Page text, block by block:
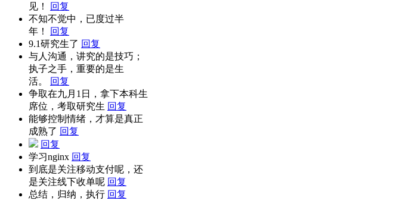
见！
回复
不知不觉中，已度过半
年！
回复
9.1研究生了 回复
与人沟通，讲究的是技巧；
执子之手，重要的是生
活。
回复
争取在九月1日，拿下本科生
席位，考取研究生 回复
能够控制情绪，才算是真正
成熟了 回复
回复
学习nginx 回复
到底是关注移动支付呢，还
是关注线下收单呢 回复
总结，归纳，执行 回复